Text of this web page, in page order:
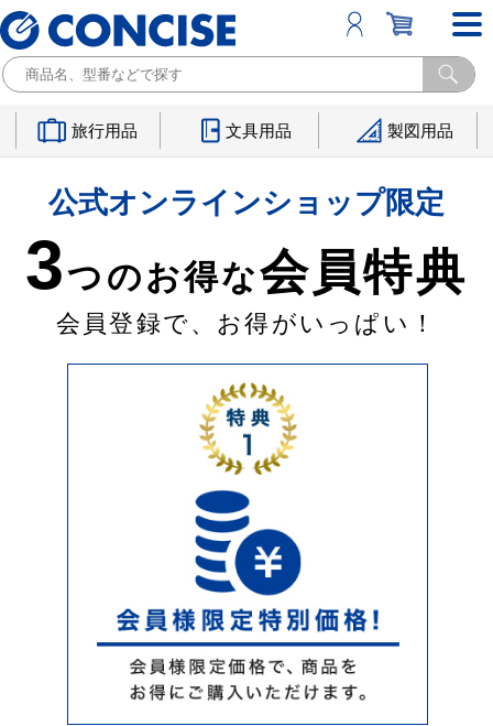
旅行用品 文具用品 製図用品
公式オンラインショップ限定
3つのお得な会員特典
会員登録で、お得がいっぱい！